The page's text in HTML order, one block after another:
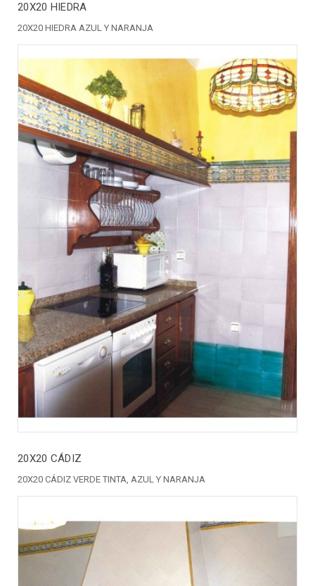
20X20 HIEDRA
20X20 HIEDRA AZUL Y NARANJA
20X20 CÁDIZ
20X20 CÁDIZ VERDE TINTA, AZUL Y NARANJA